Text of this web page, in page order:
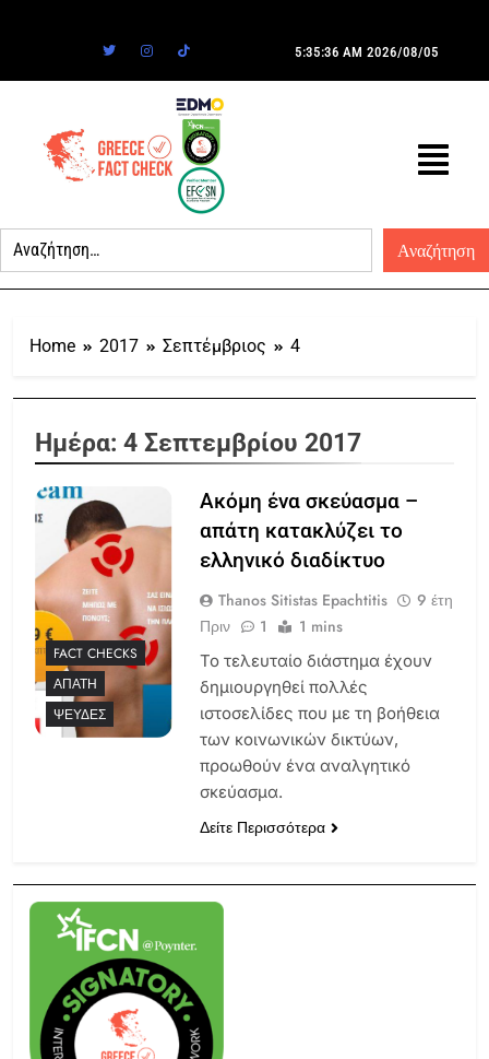
5:35:36 AM 2026/08/05
Home 2017 Σεπτέμβριος 4
Ημέρα: 4 Σεπτεμβρίου 2017
FACT CHECKS
ΑΠΆΤΗ
ΨΕΥΔΈΣ
Ακόμη ένα σκεύασμα –
απάτη κατακλύζει το
ελληνικό διαδίκτυο
Thanos Sitistas Epachtitis
9 έτη
Πριν
1 1 mins
Το τελευταίο διάστημα έχουν
δημιουργηθεί πολλές
ιστοσελίδες που με τη βοήθεια
των κοινωνικών δικτύων,
προωθούν ένα αναλγητικό
σκεύασμα.
Δείτε Περισσότερα